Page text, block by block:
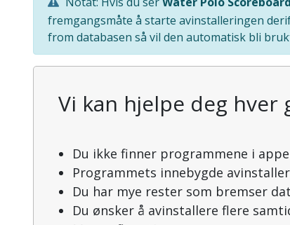
fremgangsmåte å starte avinstalleringen
from databasen så vil den automatisk bli
Vi kan hjelpe deg hver
Du ikke finner programmene i
Programmets innebygde
Du har mye rester som bremser
Du ønsker å avinstallere flere